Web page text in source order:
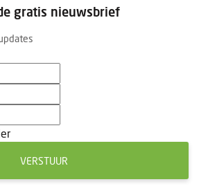
gratis nieuwsbrief
VERSTUUR